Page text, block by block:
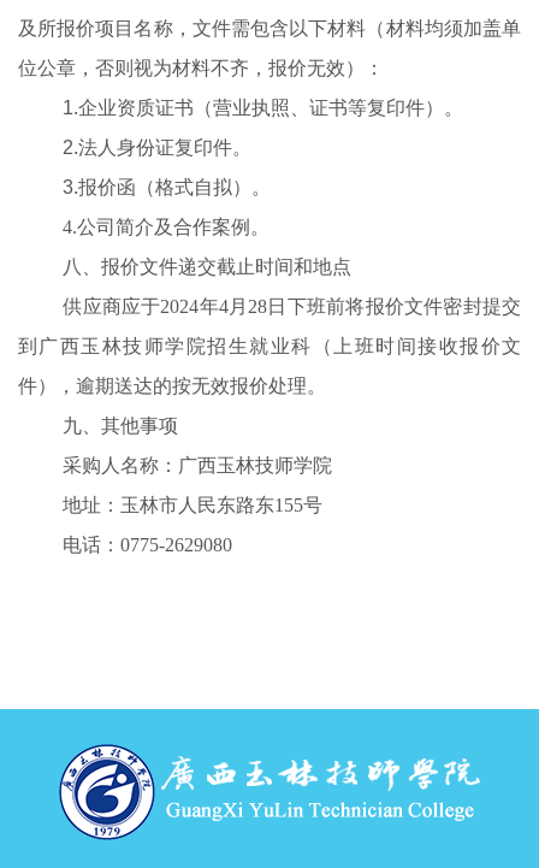
及所报价项目名称，文件需包含以下材料 （材料均须加盖单
位公章，否则视为材料不齐，报价无效）
：
1.企业资质证书（营业执照、证书等复印件） 。
2.法人身份证复印件。
3.报价函（格式自拟）。
4.公司简介及合作案例。
八
、报价文件递交截止时间和地点
供应商应于2024年4月 28日 下班前将报价文件密封提交
到广西玉林技师学院招生就业科（上班时间接收报价文
件），逾期送达的按无效报价处理。
九、其他事项
采购人名称：广西玉林技师学院
地址：玉林市人民东路东155号
电话：0775-2629080